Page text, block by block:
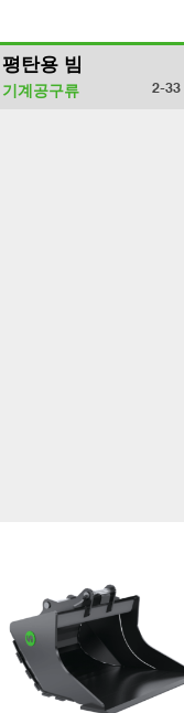
평탄용 빔
기계공구류 2-33